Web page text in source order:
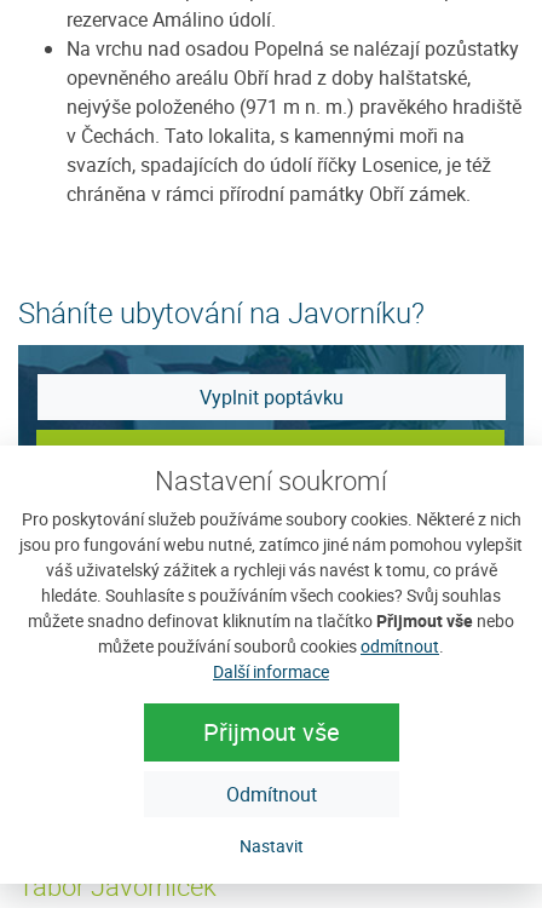
Nastavení soukromí
Pro poskytování služeb používáme soubory cookies. Některé z nich
jsou pro fungování webu nutné, zatímco jiné nám pomohou vylepšit
váš uživatelský zážitek a rychleji vás navést k tomu, co právě
hledáte. Souhlasíte s používáním všech cookies? Svůj souhlas
můžete snadno definovat kliknutím na tlačítko Přijmout vše nebo
můžete používání souborů cookiesodmítnout
Další informace
Přijmout vše
Odmítnout
Nastavit
rezervace Amálino údolí.
Na vrchu nad osadou Popelná se nalézají pozůstatky
opevněného areálu Obří hrad z doby halštatské,
nejvýše položeného (971 m n. m.) pravěkého hradiště
v Čechách. Tato lokalita, s kamennými moři na
svazích, spadajících do údolí říčky Losenice, je též
chráněna v rámci přírodní památky Obří zámek.
Sháníte ubytování na Javorníku?
Vyplnit poptávku
Zobrazit nabídku
Tip na ubytování
Tábor Javorníček